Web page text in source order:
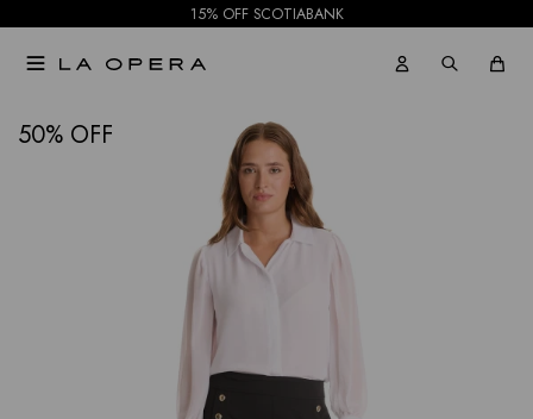
15% OFF SCOTIABANK

50 NOTIFICARME